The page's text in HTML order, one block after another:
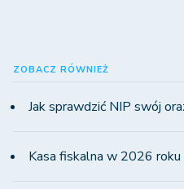
ZOBACZ RÓWNIEŻ
Jak sprawdzić NIP swój
Kasa fiskalna w 2026